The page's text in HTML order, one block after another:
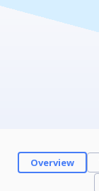
Overview